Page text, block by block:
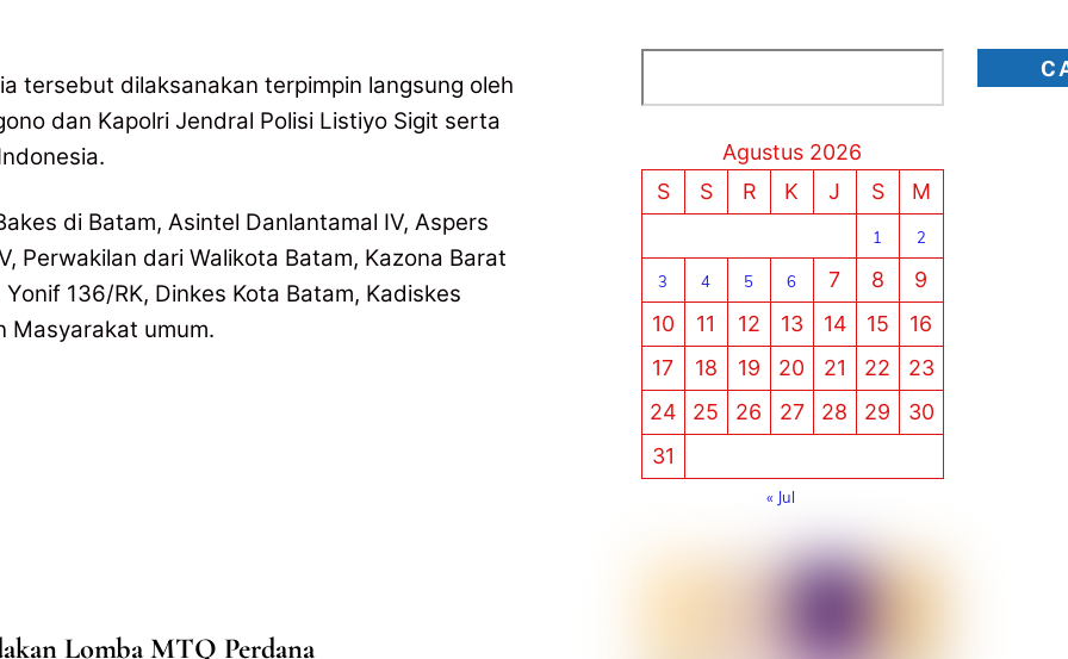
tersebut dilaksanakan terpimpin langsung oleh
dan Kapolri Jendral Polisi Listiyo Sigit serta
di Batam, Asintel Danlantamal IV, Aspers
Perwakilan dari Walikota Batam, Kazona Barat
136/RK, Dinkes Kota Batam, Kadiskes
Masyarakat umum.
Lomba MTQ Perdana
Agustus 2026
S
S R K J S M
1 2
3 4 5 6 7 8
9
10
11 12 13 14 15
16
17
18 19 20 21 22
23
24
25 26 27 28 29
30
31
« Jul